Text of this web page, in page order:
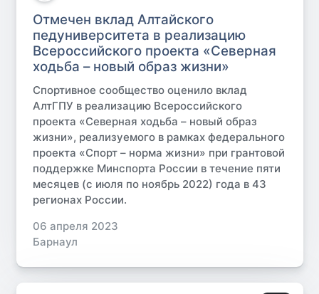
Отмечен вклад Алтайского
педуниверситета в реализацию
Всероссийского проекта «Северная
ходьба – новый образ жизни»
Спортивное сообщество оценило вклад
АлтГПУ в реализацию Всероссийского
проекта «Северная ходьба – новый образ
жизни», реализуемого в рамках федерального
проекта «Спорт – норма жизни» при грантовой
поддержке Минспорта России в течение пяти
месяцев (с июля по ноябрь 2022) года в 43
регионах России.
06 апреля 2023
Барнаул